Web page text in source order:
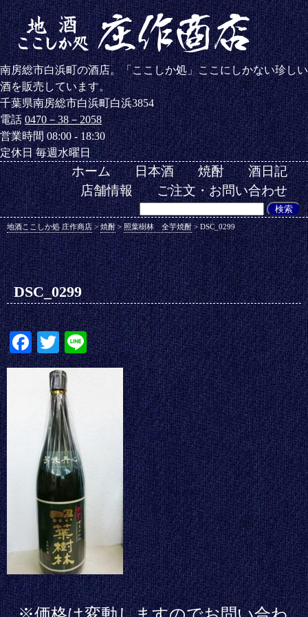
南房総市白浜町の酒店。「ここしか処」ここにしかない珍しい
酒を販売しています。
千葉県南房総市白浜町白浜3854
電話0470－38－2058
営業時間 08:00 - 18:30
定休日 毎週水曜日
ホーム 日本酒 焼酎
酒日記
店舗情報
ご注文・お問い合わせ
地酒ここしか処 庄作商店 >焼酎> 照葉樹林 全芋焼酎 > DSC_0299
DSC_0299
Fa
ce
bo
ok
T
wi
tte
r
Li
ne